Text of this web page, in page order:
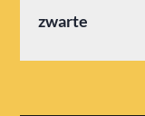
zwarte